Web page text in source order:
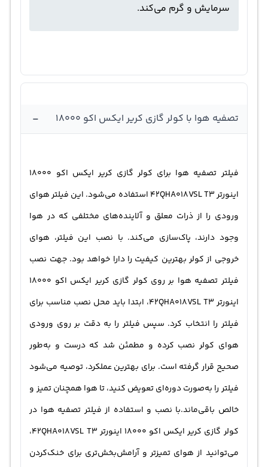
سرمایش و گرم می‌کند.
تصفیه هوا با کولر گازی کریر ایکس اکو 18000 -
فیلتر تصفیه هوا برای کولر گازی کریر ایکس اکو 18000
اینورتر 42QHA018VSL T3 استفاده می‌شود. این فیلتر هوای
ورودی را از ذرات معلق و آلاینده‌های مختلفی که در هوا
وجود دارند، پاک‌سازی می‌کند. با نصب این فیلتر، هوای
خروجی از کولر بهترین کیفیت را دارا خواهد بود. جهت نصب
فیلتر تصفیه هوا بر روی کولر گازی کریر ایکس اکو 18000
اینورتر 42QHA018VSL T3، ابتدا باید محل نصب مناسب برای
فیلتر را انتخاب کرد. سپس فیلتر را به دقت بر روی ورودی
هوای کولر نصب کرده و مطمئن شد که درست و به‌طور
صحیح قرار گرفته است. برای بهترین عملکرد، توصیه می‌شود
فیلتر را به‌صورت دوره‌ای تعویض کنید، تا هوا همچنان تمیز و
خالص باقی‌ماند.با نصب و استفاده از فیلتر تصفیه هوا در
کولر گازی کریر ایکس اکو 18000 اینورتر 42QHA018VSL T3،
می‌توانید از هوای تمیز‌تر و آرامش‌بخش‌تری برای خنک‌کردن